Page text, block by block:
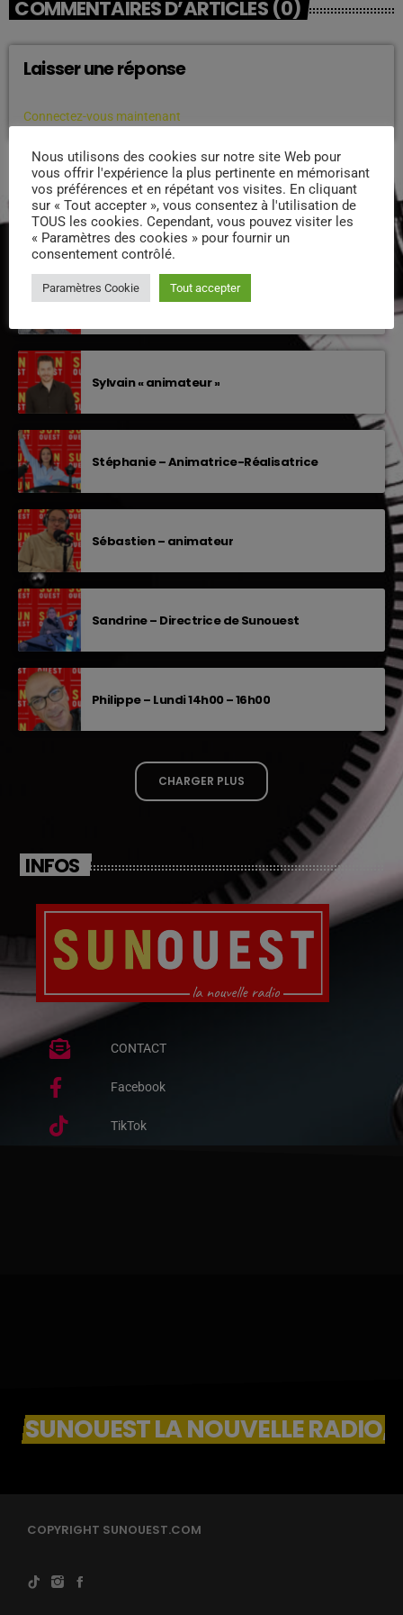
COMMENTAIRES D’ARTICLES (0)
Laisser une réponse
Connectez-vous maintenant
PODCASTS
EQUIPE DE SUNOUEST
Xavier – Président
Sylvain « animateur »
Stéphanie – Animatrice-Réalisatrice
Sébastien – animateur
Sandrine – Directrice de Sunouest
Philippe – Lundi 14h00 – 16h00
CHARGER PLUS
INFOS
CONTACT
Facebook
TikTok
SUNOUEST LA NOUVELLE RADIO,
COPYRIGHT SUNOUEST.COM
Nous utilisons des cookies sur notre site Web pour
vous offrir l'expérience la plus pertinente en mémorisant
vos préférences et en répétant vos visites. En cliquant
sur « Tout accepter », vous consentez à l'utilisation de
TOUS les cookies. Cependant, vous pouvez visiter les
« Paramètres des cookies » pour fournir un
consentement contrôlé.
Paramètres Cookie Tout accepter